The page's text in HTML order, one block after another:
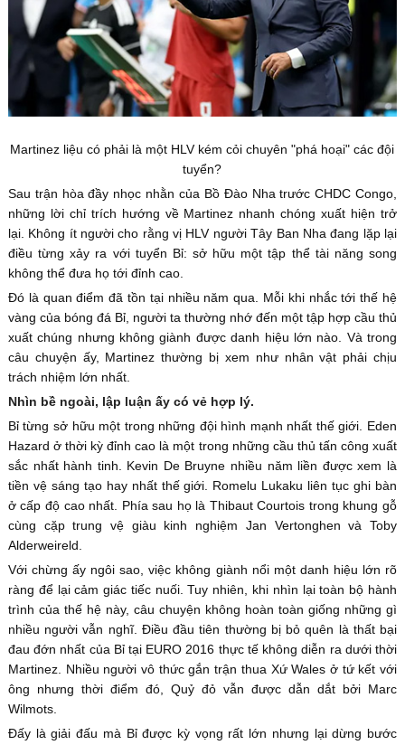
Martinez liệu có phải là một HLV kém cỏi chuyên "phá hoại" các đội
tuyển?
Sau trận hòa đầy nhọc nhằn của Bồ Đào Nha trước CHDC Congo,
những lời chỉ trích hướng về Martinez nhanh chóng xuất hiện trở
lại. Không ít người cho rằng vị HLV người Tây Ban Nha đang lặp lại
điều từng xảy ra với tuyển Bỉ: sở hữu một tập thể tài năng song
không thể đưa họ tới đỉnh cao.
Đó là quan điểm đã tồn tại nhiều năm qua. Mỗi khi nhắc tới thế hệ
vàng của bóng đá Bỉ, người ta thường nhớ đến một tập hợp cầu thủ
xuất chúng nhưng không giành được danh hiệu lớn nào. Và trong
câu chuyện ấy, Martinez thường bị xem như nhân vật phải chịu
trách nhiệm lớn nhất.
Nhìn bề ngoài, lập luận ấy có vẻ hợp lý.
Bỉ từng sở hữu một trong những đội hình mạnh nhất thế giới. Eden
Hazard ở thời kỳ đỉnh cao là một trong những cầu thủ tấn công xuất
sắc nhất hành tinh. Kevin De Bruyne nhiều năm liền được xem là
tiền vệ sáng tạo hay nhất thế giới. Romelu Lukaku liên tục ghi bàn
ở cấp độ cao nhất. Phía sau họ là Thibaut Courtois trong khung gỗ
cùng cặp trung vệ giàu kinh nghiệm Jan Vertonghen và Toby
Alderweireld.
Với chừng ấy ngôi sao, việc không giành nổi một danh hiệu lớn rõ
ràng để lại cảm giác tiếc nuối. Tuy nhiên, khi nhìn lại toàn bộ hành
trình của thế hệ này, câu chuyện không hoàn toàn giống những gì
nhiều người vẫn nghĩ. Điều đầu tiên thường bị bỏ quên là thất bại
đau đớn nhất của Bỉ tại EURO 2016 thực tế không diễn ra dưới thời
Martinez. Nhiều người vô thức gắn trận thua Xứ Wales ở tứ kết với
ông nhưng thời điểm đó, Quỷ đỏ vẫn được dẫn dắt bởi Marc
Wilmots.
Đấy là giải đấu mà Bỉ được kỳ vọng rất lớn nhưng lại dừng bước